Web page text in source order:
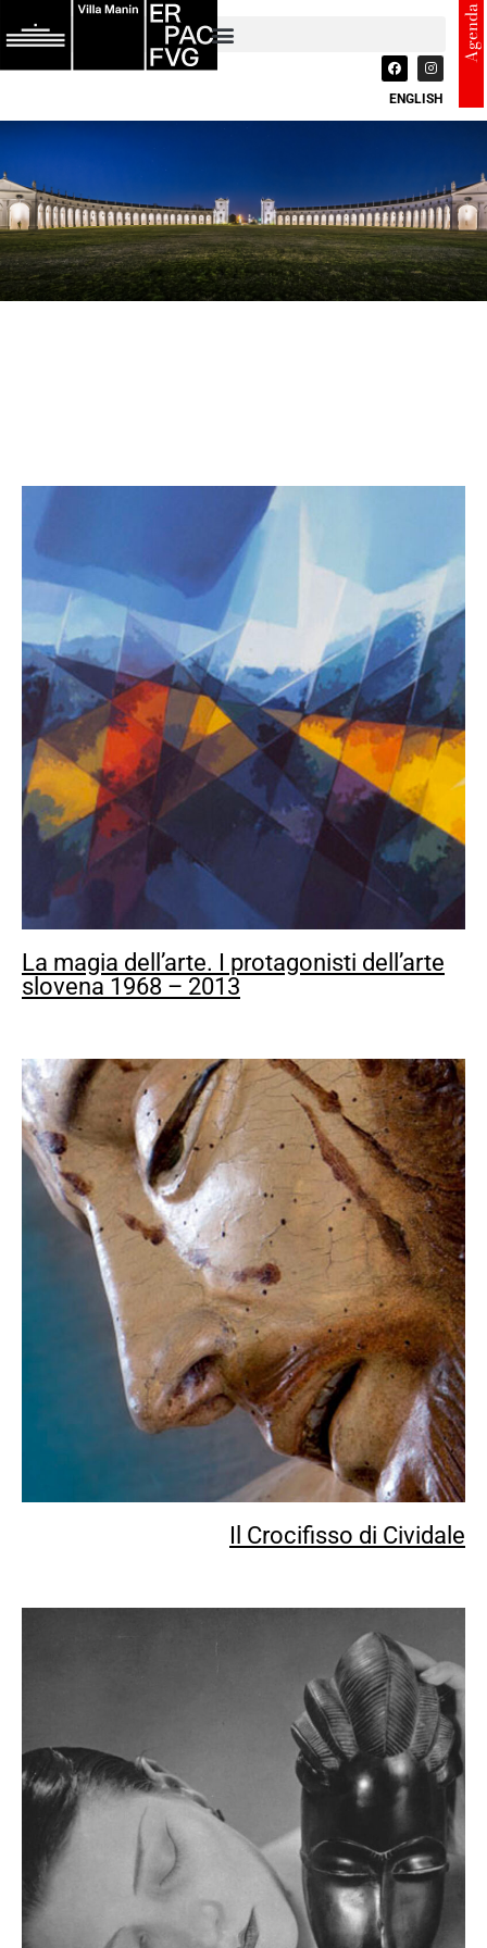
ENGLISH
Agenda
La magia dell’arte. I protagonisti dell’arte
slovena 1968 – 2013
Il Crocifisso di Cividale